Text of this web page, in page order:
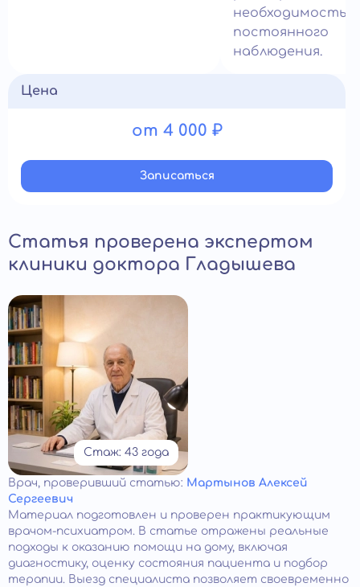
необходимостью
постоянного
наблюдения.
Цена
от 4 000 ₽
Записатьcя
Статья проверена экспертом
клиники доктора Гладышева
Стаж: 43 года
Врач, проверивший статью: Мартынов Алексей
Сергеевич
Материал подготовлен и проверен практикующим
врачом-психиатром. В статье отражены реальные
подходы к оказанию помощи на дому, включая
диагностику, оценку состояния пациента и подбор
терапии. Выезд специалиста позволяет своевременно